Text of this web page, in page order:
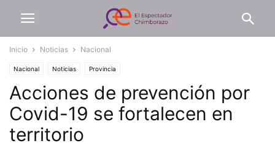
Inicio Noticias Nacional
Nacional Noticias Provincia
Acciones de prevención por
Covid-19 se fortalecen en
territorio